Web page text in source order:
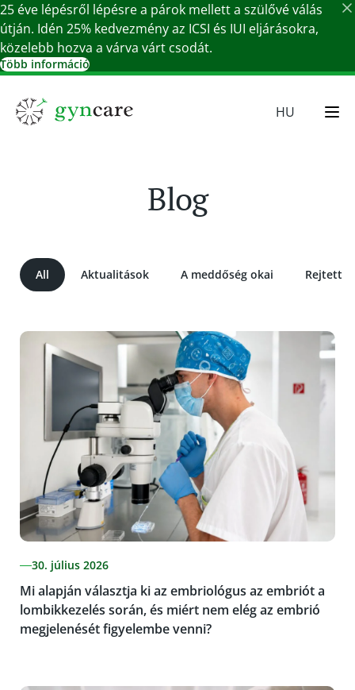
25 éve lépésről lépésre a párok mellett a szülővé válás
útján. Idén 25% kedvezmény az ICSI és IUI eljárásokra,
közelebb hozva a várva várt csodát.
Több információ
HU
Blog
All Aktualitások A meddőség okai Rejtett
30. július 2026
Mi alapján választja ki az embriológus az embriót a
lombikkezelés során, és miért nem elég az embrió
megjelenését figyelembe venni?